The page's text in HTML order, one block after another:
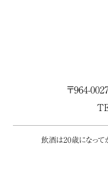
〒964-
飲酒は20歳になって